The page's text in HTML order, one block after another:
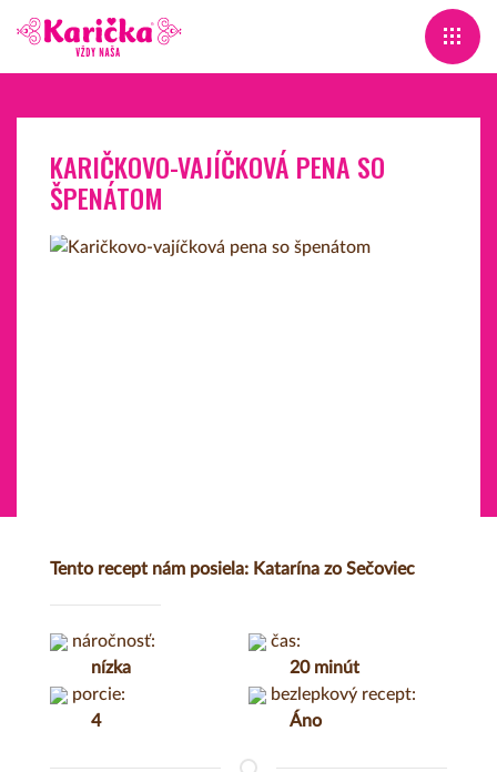
KARIČKOVO-VAJÍČKOVÁ PENA SO
ŠPENÁTOM
Tento recept nám posiela: Katarína zo Sečoviec
náročnosť:
nízka
čas:
20 minút
porcie:
4
bezlepkový recept:
Áno